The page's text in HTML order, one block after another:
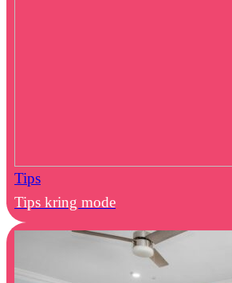
Tips
Tips kring mode